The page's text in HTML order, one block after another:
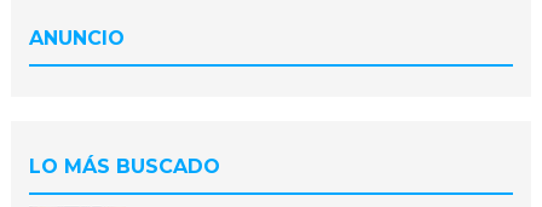
ANUNCIO
LO MÁS BUSCADO